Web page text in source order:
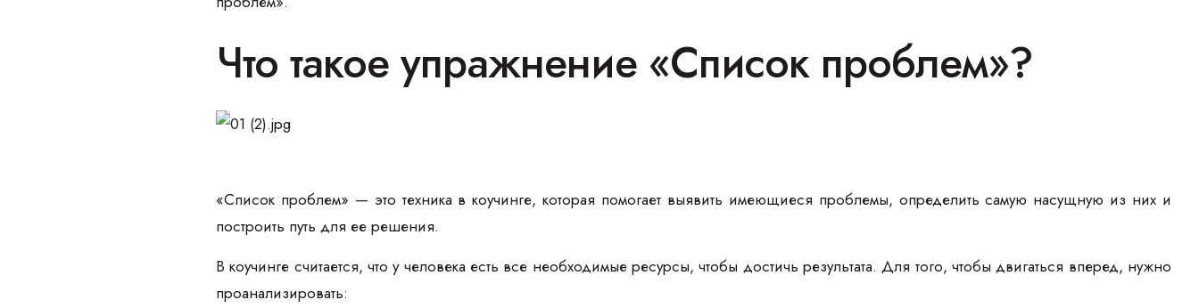
Что такое упражнение «Список проблем»?
«Список проблем» — это техника в коучинге, которая помогает выявить имеющиеся проблемы, определить самую насущную из них и
построить путь для ее решения.
В коучинге считается, что у человека есть все необходимые ресурсы, чтобы достичь результата. Для того, чтобы двигаться вперед, нужно
проанализировать: